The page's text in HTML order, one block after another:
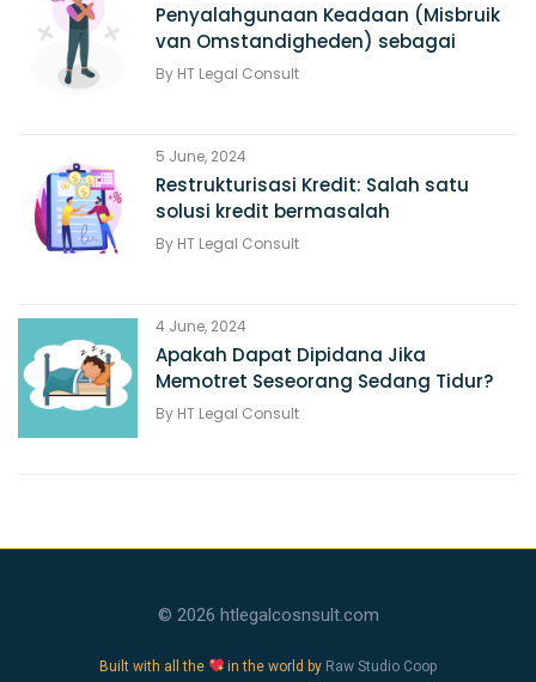
Penyalahgunaan Keadaan (Misbruik
van Omstandigheden) sebagai
alasan Pembatalan Perjanjian
By HT Legal Consult
5 June, 2024
Restrukturisasi Kredit: Salah satu
solusi kredit bermasalah
By HT Legal Consult
4 June, 2024
Apakah Dapat Dipidana Jika
Memotret Seseorang Sedang Tidur?
By HT Legal Consult
© 2026 htlegalcosnsult.com
Built with all the in the world by Raw Studio Coop